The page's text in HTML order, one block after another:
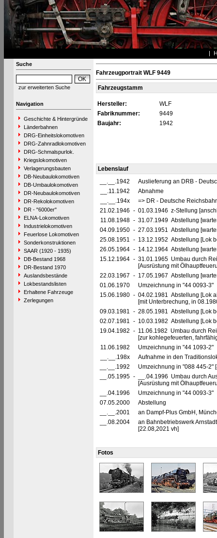
Suche
zur erweiterten Suche
Navigation
Geschichte & Hintergründe
Länderbahnen
DRG-Einheitslokomotiven
DRG-Zahnradlokomotiven
DRG-Schmalspurlok.
Kriegslokomotiven
Verlagerungsbauten
DB-Neubaulokomotiven
DB-Umbaulokomotiven
DR-Neubaulokomotiven
DR-Rekolokomotiven
DR - "6000er"
ELNA-Lokomotiven
Industrielokomotiven
Feuerlose Lokomotiven
Sonderkonstruktionen
SAAR (1920 - 1935)
DB-Bestand 1968
DR-Bestand 1970
Auslandsbestände
Lokbestandslisten
Erhaltene Fahrzeuge
Zerlegungen
Fahrzeugportrait WLF 9449
Fahrzeugstamm
Hersteller:
WLF
Fabriknummer:
9449
Baujahr:
1942
Lebenslauf
__.__.1942
Auslieferung an DRB -
__.11.1942
Abnahme
__.__.194x
=> DR - Deutsche
21.02.1946 - 01.03.1946 z-Stellung
11.08.1948 - 31.07.1949 Abstellung
04.09.1950 - 27.03.1951 Abstellung
25.08.1951 - 13.12.1952 Abstellung [Lok
26.05.1964 - 14.12.1964 Abstellung
15.12.1964 - 31.01.1965 Umbau durch
[Ausrüstung mit
22.03.1967 - 17.05.1967 Abstellung
01.06.1970
Umzeichnung in "44 0093-3"
15.06.1980 - 04.02.1981 Abstellung [Lok
[mit Unterbrechung, in
09.03.1981 - 28.05.1981 Abstellung [Lok
02.07.1981 - 10.03.1982 Abstellung [Lok
19.04.1982 - 11.06.1982 Umbau durch
[zur kohlegefeuerten,
11.06.1982
Umzeichnung in "44 1093-2"
__.__.198x
Aufnahme in den
__.__.1992
Umzeichnung in "088 445-2"
__.05.1995 -
__.04.1996 Umbau durch
[Ausrüstung mit
__.04.1996
Umzeichnung in "44 0093-3"
07.05.2000
Abstellung
__.__.2001
an Dampf-Plus GmbH,
__.08.2004
an Bahnbetriebswerk
[22.08,2021 vh]
Fotos